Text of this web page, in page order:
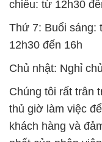
thủ giờ làm việc
khách hàng và
nhất của nhân viên.
BẢN ĐỒ MAP
TRƯỜNG PHÁT
ĐỊA CHỈ: 1229C